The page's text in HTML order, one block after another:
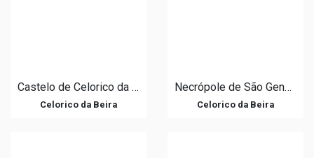
Castelo de Celorico da Beira
Celorico da Beira
Necrópole de São Gens e Pedra do Sino
Celorico da Beira